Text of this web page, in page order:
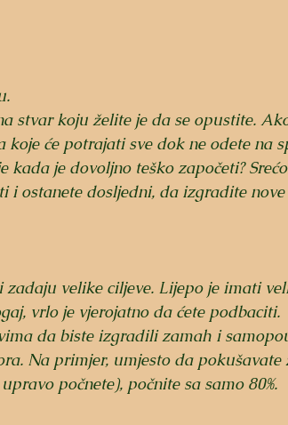
stvar koju želite je da se opustite.
će potrajati sve dok ne odete na
je dovoljno teško započeti?
i ostanete dosljedni, da izgradite
velike ciljeve. Lijepo je imati
vrlo je vjerojatno da ćete podbaciti.
da biste izgradili zamah i
Na primjer, umjesto da
počnete), počnite sa samo 80%.